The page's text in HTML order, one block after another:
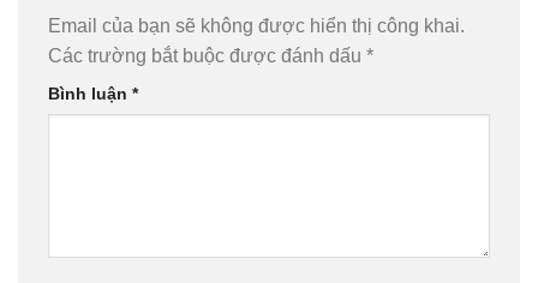
Email của bạn sẽ không được hiển thị công khai.
Các trường bắt buộc được đánh dấu *
Bình luận *